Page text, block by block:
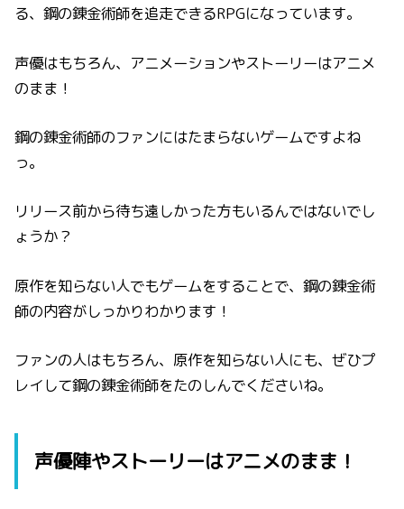
る、鋼の錬金術師を追走できるRPGになっています。
声優はもちろん、アニメーションやストーリーはアニメ
のまま！
鋼の錬金術師のファンにはたまらないゲームですよね
っ。
リリース前から待ち遠しかった方もいるんではないでし
ょうか？
原作を知らない人でもゲームをすることで、鋼の錬金術
師の内容がしっかりわかります！
ファンの人はもちろん、原作を知らない人にも、ぜひプ
レイして鋼の錬金術師をたのしんでくださいね。
声優陣やストーリーはアニメのまま！